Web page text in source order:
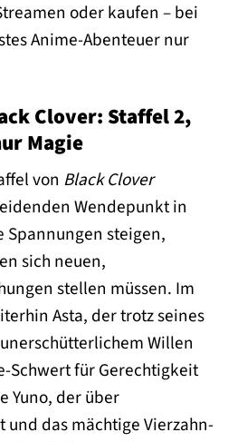
oder kaufen – bei
Anime-Abenteuer nur
Clover: Staffel 2,
Magie
von Black Clover
Wendepunkt in
Spannungen steigen,
sich neuen,
stellen müssen. Im
Asta, der trotz seines
Willen
Schwert für Gerechtigkeit
Yuno, der über
und das mächtige Vierzahn-